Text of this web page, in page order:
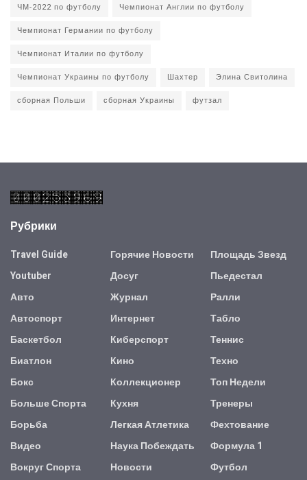
ЧМ-2022 по футболу
Чемпионат Англии по футболу
Чемпионат Германии по футболу
Чемпионат Италии по футболу
Чемпионат Украины по футболу
Шахтер
Элина Свитолина
сборная Польши
сборная Украины футзал
Рубрики
Travel Guide
Youtuber
Авто
Автоспорт
Баскетбол
Биатлон
Бокс
Больше Спорта
Борьба
Видео
Вокруг Спорта
Горячие Новости
Досуг
Журнал
Интернет
Киберспорт
Кино
Коллекционер
Кухня
Легкая Атлетика
Наука Побеждать
Новости
Площадь Звезд
Пьедестал
Ралли
Табло
Теннис
Техно
Топ Недели
Тренеры
Фехтование
Формула 1
Футбол